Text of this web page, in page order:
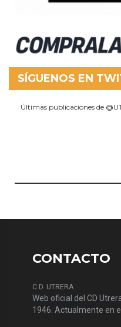
SÍGUENOS EN
Últimas publicaciones de
CONTACTO
C.D. UTRERA
Web oficial del CD
1946. Actualmente en el